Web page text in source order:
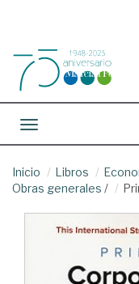
Toggle navigation
Inicio Libros
Obras generales /